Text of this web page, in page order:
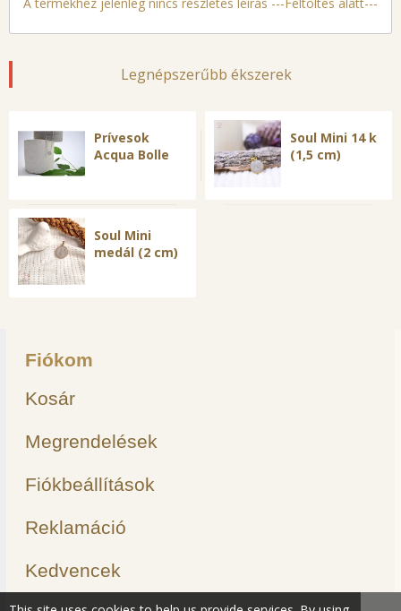
Legnépszerűbb ékszerek
Prívesok
Acqua Bolle
Soul Mini 14 k
(1,5 cm)
Soul Mini
medál (2 cm)
Fiókom
Kosár
Megrendelések
Fiókbeállítások
Reklamáció
Kedvencek